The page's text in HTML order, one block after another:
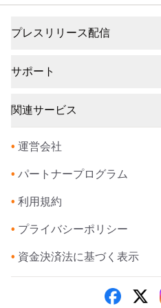
プレスリリース配信
サポート
関連サービス
• 運営会社
• パートナープログラム
• 利用規約
• プライバシーポリシー
• 資金決済法に基づく表示